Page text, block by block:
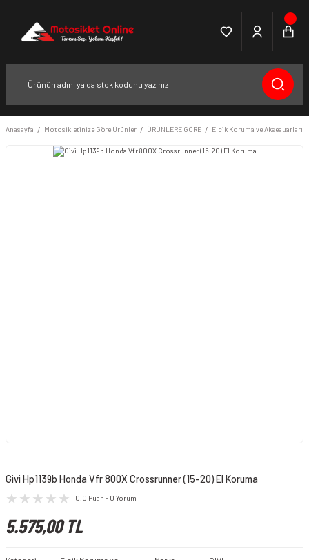
Anasayfa Motosikletinize Göre Ürünler ÜRÜNLERE GÖRE Elcik Koruma ve Aksesuarları
Givi Hp1139b Honda Vfr 800X Crossrunner (15-20) El Koruma
0.0 Puan - 0 Yorum
5.575,00 TL